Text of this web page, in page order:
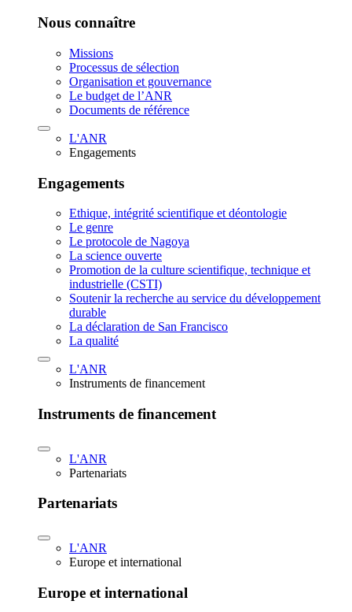
Nous connaître
Missions
Processus de sélection
Organisation et gouvernance
Le budget de l’ANR
Documents de référence
L'ANR
Engagements
Engagements
Ethique, intégrité scientifique et déontologie
Le genre
Le protocole de Nagoya
La science ouverte
Promotion de la culture scientifique, technique et
industrielle (CSTI)
Soutenir la recherche au service du développement
durable
La déclaration de San Francisco
La qualité
L'ANR
Instruments de financement
Instruments de financement
L'ANR
Partenariats
Partenariats
L'ANR
Europe et international
Europe et international